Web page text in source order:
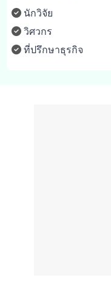
นักวิจัย
วิศวกร
ที่ปรึกษาธุรกิจ